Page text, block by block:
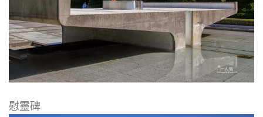
慰靈碑